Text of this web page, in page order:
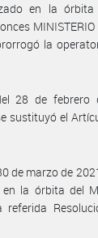
en la
la
28 de febrero
sustituyó el
de marzo de
la órbita del
referida